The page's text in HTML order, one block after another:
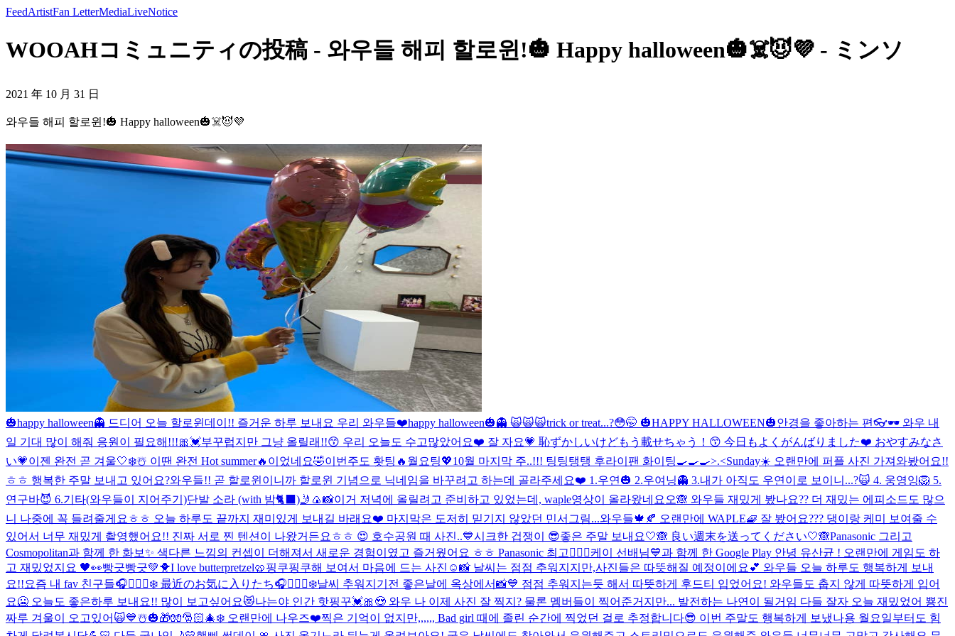
FeedArtistFan LetterMediaLiveNotice
WOOAHコミュニティの投稿 - 와우들 해피 할로윈!🎃 Happy halloween🎃☠️😈💜 - ミンソ
2021 年 10 月 31 日
와우들 해피 할로윈!🎃 Happy halloween🎃☠️😈💜
🎃happy halloween👻 드디어 오늘 할로윈데이!! 즐거운 하루 보내요 우리 와우들❤️happy halloween🎃👻 🙀🙀🙀trick or treat...?😳🤭 🎃HAPPY HALLOWEEN🎃안경을 좋아하는 편👓🕶 와우 내
일 기대 많이 해줘 응원이 필요해!!!🎀💓부꾸럽지만 그냥 올릴래!!😙 우리 오늘도 수고많았어요❤️ 잘 자요💗 恥ずかしいけどもう載せちゃう！😙 今日もよくがんばりました❤️ おやすみなさ
い💗이젠 완전 곧 겨울🤍❄️☃️ 이땐 완전 Hot summer🔥이었네요🤣이번주도 홧팅🔥월요팅💖10월 마지막 주..!!! 팅팅탱탱 후라이팬 화이팅🍳🍳🍳>.<Sunday☀️ 오랜만에 퍼플 사진 가져와봤어요!!
ㅎㅎ 행복한 주말 보내고 있어요?와우들!! 곧 할로윈이니까 할로윈 기념으로 닉네임을 바꾸려고 하는데 골라주세요❤️ 1.우연🎃 2.우여닝👻 3.내가 아직도 우연이로 보이니...?🙀 4. 웅영잉🦁 5.
연구바😈 6.기타(와우들이 지어주기)단발 소라 (with 밤🐈‍⬛)🤳🍙📸이거 저녁에 올릴려고 준비하고 있었는데, waple영상이 올라왔네요오🙈 와우들 재밌게 봤나요?? 더 재밌는 에피소드도 많으
니 나중에 꼭 들려줄게요ㅎㅎ 오늘 하루도 끝까지 재미있게 보내길 바래요❤️ 마지막은 도저히 믿기지 않았던 민서그림...와우들🍁🍂 오랜만에 WAPLE🧇 잘 봤어요??? 댕이랑 케미 보여줄 수
있어서 너무 재밌게 촬영했어요!! 진짜 서로 찐 텐션이 나왔거든요ㅎㅎ 😍 호수공원 때 사진..💙시크한 겁쟁이 😎좋은 주말 보내요🤍🙈 良い週末を送ってください🤍🙈Panasonic 그리고
Cosmopolitan과 함께 한 화보✨ 색다른 느낌의 컨셉이 더해져서 새로운 경험이였고 즐거웠어요 ㅎㅎ Panasonic 최고👍🏻💓케이 선배님💙과 함께 한 Google Play 안녕 유산균 ! 오랜만에 게임도 하
고 재밌었지요 🖤👀빵긋빵긋💚🐥I love butterpretzel🥨핑쿠핑쿠해 보여서 마음에 드는 사진☺️📸 날씨는 점점 추워지지만,사진들은 따뜻해질 예정이에요💕 와우들 오늘 하루도 행복하게 보내
요!!요즘 내 fav 친구들🎧🧘🏻‍♀️❄️ 最近のお気に入りたち🎧🧘🏻‍♀️❄️날씨 추워지기전 좋은날에 옥상에서📸💙 점점 추워지는듯 해서 따뜻하게 후드티 입었어요! 와우들도 춥지 않게 따뜻하게 입어
요🥶 오늘도 좋은하루 보내요!! 많이 보고싶어요😻나는야 인간 핫핑꾸💓🎀😍 와우 나 이제 사진 잘 찍지? 물론 멤버들이 찍어준거지만... 발전하는 나연이 될거임 다들 잘자 오늘 재밌었어 뿅진
짜루 겨울이 오고있어🙀💙☃️🎃🎁🧤🎅🏻🎄❄️ 오랜만에 나우즈❤️찍은 기억이 없지만,,,,,, Bad girl 때에 졸린 순간에 찍었던 걸로 추정합니다😎 이번 주말도 행복하게 보냈나용 월요일부터도 힘